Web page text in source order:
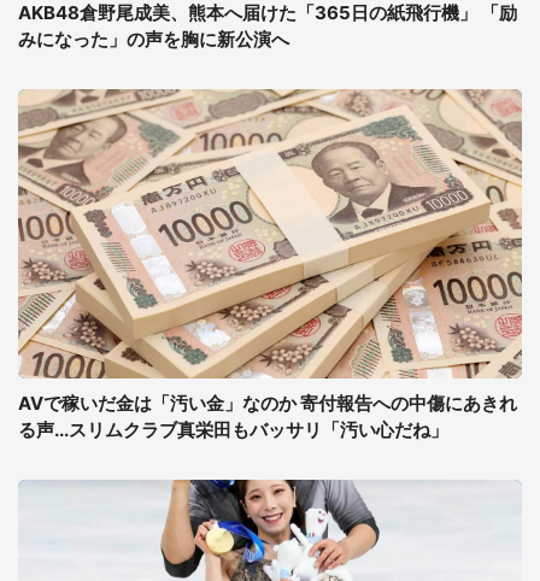
AKB48倉野尾成美、熊本へ届けた「365日の紙飛行機」 「励
みになった」の声を胸に新公演へ
AVで稼いだ金は「汚い金」なのか 寄付報告への中傷にあきれ
る声...スリムクラブ真栄田もバッサリ「汚い心だね」